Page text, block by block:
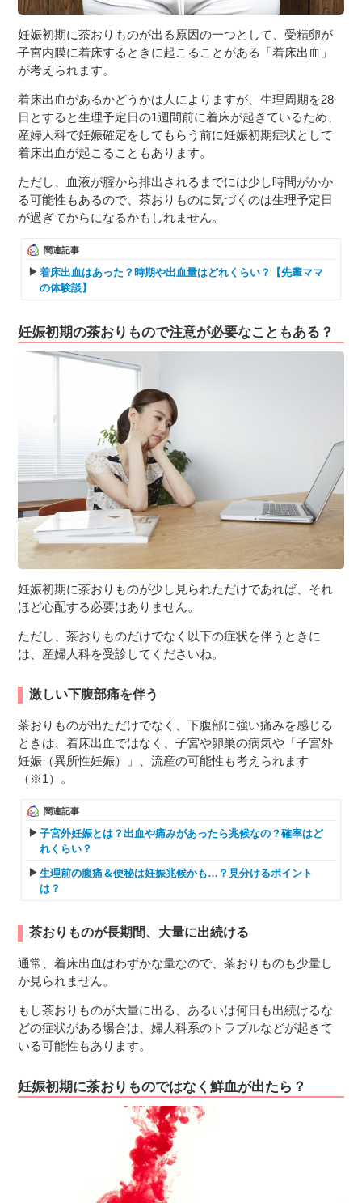
妊娠初期に茶おりものが出る原因の一つとして、受精卵が
子宮内膜に着床するときに起こることがある「着床出血」
が考えられます。
着床出血があるかどうかは人によりますが、生理周期を28
日とすると生理予定日の1週間前に着床が起きているため、
産婦人科で妊娠確定をしてもらう前に妊娠初期症状として
着床出血が起こることもあります。
ただし、血液が腟から排出されるまでには少し時間がかか
る可能性もあるので、茶おりものに気づくのは生理予定日
が過ぎてからになるかもしれません。
関連記事
着床出血はあった？時期や出血量はどれくらい？【先輩ママ
の体験談】
妊娠初期の茶おりもので注意が必要なこともある？
妊娠初期に茶おりものが少し見られただけであれば、それ
ほど心配する必要はありません。
ただし、茶おりものだけでなく以下の症状を伴うときに
は、産婦人科を受診してくださいね。
激しい下腹部痛を伴う
茶おりものが出ただけでなく、下腹部に強い痛みを感じる
ときは、着床出血ではなく、子宮や卵巣の病気や「子宮外
妊娠（異所性妊娠）」、流産の可能性も考えられます
（※1）。
関連記事
子宮外妊娠とは？出血や痛みがあったら兆候なの？確率はど
れくらい？
生理前の腹痛＆便秘は妊娠兆候かも…？見分けるポイント
は？
茶おりものが長期間、大量に出続ける
通常、着床出血はわずかな量なので、茶おりものも少量し
か見られません。
もし茶おりものが大量に出る、あるいは何日も出続けるな
どの症状がある場合は、婦人科系のトラブルなどが起きて
いる可能性もあります。
妊娠初期に茶おりものではなく鮮血が出たら？